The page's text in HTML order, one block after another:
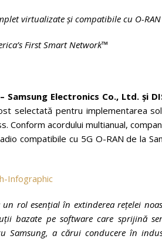
virtualizate și compatibile cu O-
First Smart Network™
Samsung Electronics Co., Ltd. și
selectată pentru implementarea
Conform acordului multianual,
compatibile cu 5G O-RAN de la
rol esențial în extinderea rețelei
bazate pe software care sprijină
Samsung, a cărui conducere în